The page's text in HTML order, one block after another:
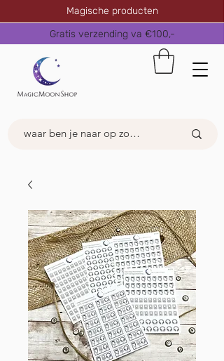
Magische producten
Gratis verzending va €100,-